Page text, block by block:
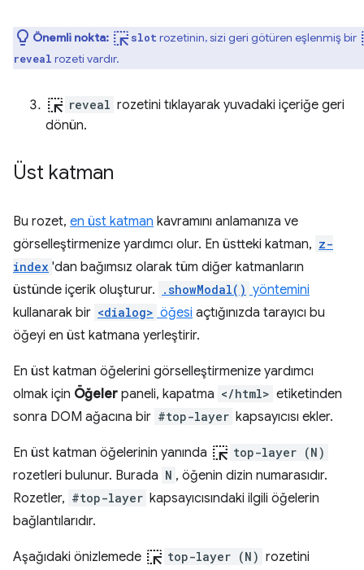
Önemli nokta: ink_selection slotrozetinin, sizi geri götüren eşlenmiş bir
reveal rozeti vardır.
ink_selection reveal rozetini tıklayarak yuvadaki içeriğe geri
dönün.
Üst katman
Bu rozet, en üst katman kavramını anlamanıza ve
görselleştirmenize yardımcı olur. En üstteki katman, z-
index 'dan bağımsız olarak tüm diğer katmanların
üstünde içerik oluşturur.
.showModal() yöntemini
kullanarak bir <dialog> öğesi açtığınızda tarayıcı bu
öğeyi en üst katmana yerleştirir.
En üst katman öğelerini görselleştirmenize yardımcı
olmak için Öğeler paneli, kapatma </html> etiketinden
sonra DOM ağacına bir #top-layer kapsayıcısı ekler.
En üst katman öğelerinin yanında ink_selection top-layer (N)
rozetleri bulunur. Burada N , öğenin dizin numarasıdır.
Rozetler, #top-layer kapsayıcısındaki ilgili öğelerin
bağlantılarıdır.
Aşağıdaki önizlemede ink_selection top-layer (N) rozetini